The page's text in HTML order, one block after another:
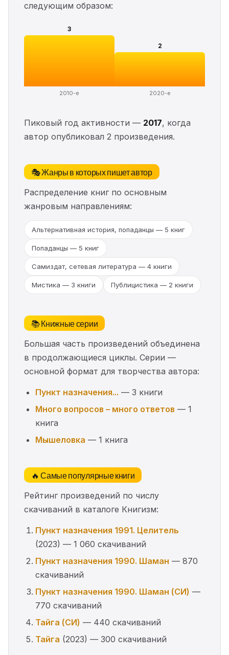
следующим образом:
3
2010-е
2
2020-е
Пиковый год активности — 2017, когда
автор опубликовал 2 произведения.
🎭 Жанры в которых пишет автор
Распределение книг по основным
жанровым направлениям:
Альтернативная история, попаданцы — 5 книг
Попаданцы — 5 книг
Самиздат, сетевая литература — 4 книги
Мистика — 3 книги Публицистика — 2 книги
📚 Книжные серии
Большая часть произведений объединена
в продолжающиеся циклы. Серии —
основной формат для творчества автора:
Пункт назначения... — 3 книги
Много вопросов – много ответов — 1
книга
Мышеловка — 1 книга
🔥 Самые популярные книги
Рейтинг произведений по числу
скачиваний в каталоге Книгизм:
Пункт назначения 1991. Целитель
(2023) — 1 060 скачиваний
Пункт назначения 1990. Шаман — 870
скачиваний
Пункт назначения 1990. Шаман (СИ) —
770 скачиваний
Тайга (СИ) — 440 скачиваний
Тайга (2023) — 300 скачиваний